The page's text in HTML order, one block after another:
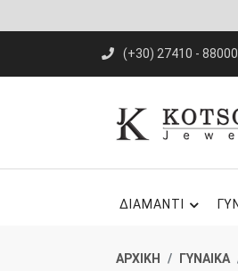
(+30) 27410 - 88000
ΔΙΑΜΑΝΤΙ
ΑΡΧΙΚΗ ΓΥΝΑΙΚΑ